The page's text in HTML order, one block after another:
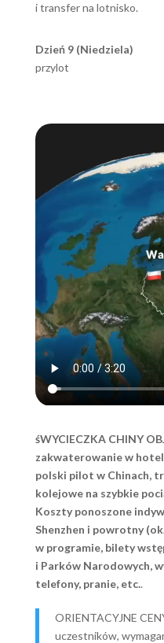
i transfer na lotnisko.
Dzień 9 (Niedziela)
przylot
śWYCIECZKA CHINY
zakwaterowanie w
polski pilot w Chinach,
kolejowe na szybkie
Koszty ponoszone
Shenzhen i powrotny
w programie, bilety
i Parków Narodowych,
telefony, pranie, etc..
ORIENTACYJNE
uczestników,